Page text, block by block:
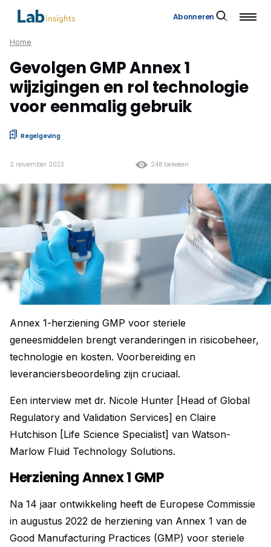
Abonneren
Home
Gevolgen GMP Annex 1
wijzigingen en rol technologie
voor eenmalig gebruik
Regelgeving
248 bekeken
2 november 2023
Annex 1-herziening GMP voor steriele
geneesmiddelen brengt veranderingen in risicobeheer,
technologie en kosten. Voorbereiding en
leveranciersbeoordeling zijn cruciaal.
Een interview met dr. Nicole Hunter [Head of Global
Regulatory and Validation Services] en Claire
Hutchison [Life Science Specialist] van Watson-
Marlow Fluid Technology Solutions.
Herziening Annex 1 GMP
Na 14 jaar ontwikkeling heeft de Europese Commissie
in augustus 2022 de herziening van Annex 1 van de
Good Manufacturing Practices (GMP) voor steriele